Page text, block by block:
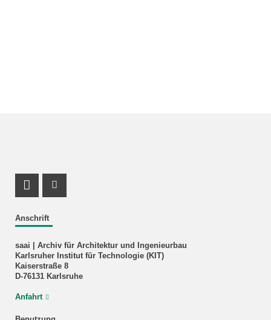
Anschrift
saai | Archiv für Architektur und Ingenieurbau
Karlsruher Institut für Technologie (KIT)
Kaiserstraße 8
D-76131 Karlsruhe
Anfahrt
Facebook Profil
Instagram Profil